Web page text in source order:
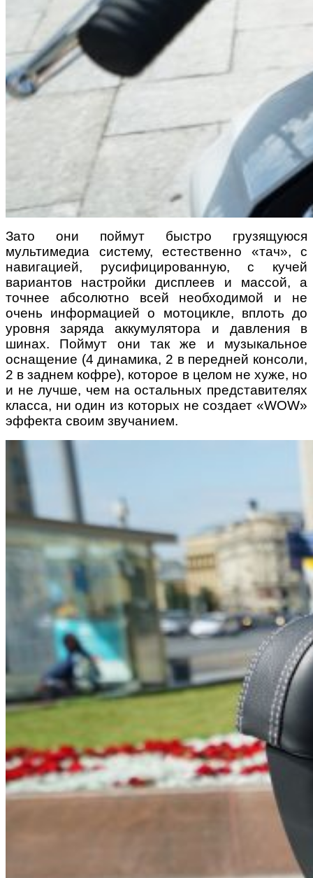
Зато они поймут быстро грузящуюся
мультимедиа систему, естественно «тач», с
навигацией, русифицированную, с кучей
вариантов настройки дисплеев и массой, а
точнее абсолютно всей необходимой и не
очень информацией о мотоцикле, вплоть до
уровня заряда аккумулятора и давления в
шинах. Поймут они так же и музыкальное
оснащение (4 динамика, 2 в передней консоли,
2 в заднем кофре), которое в целом не хуже, но
и не лучше, чем на остальных представителях
класса, ни один из которых не создает «WOW»
эффекта своим звучанием.